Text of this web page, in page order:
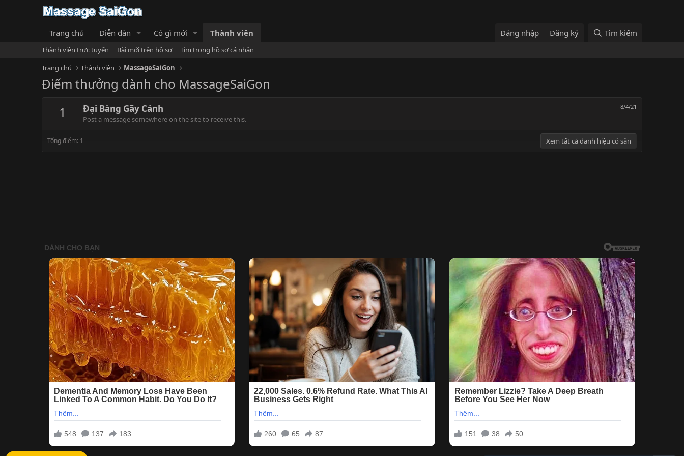
Trang chủ Diễn đàn Có gì mới Thành viên Đăng nhập Đăng ký Tìm kiếm
Thành viên trực tuyến Bài mới trên hồ sơ
Tìm trong hồ sơ cá nhân
Trang chủ
Thành viên MassageSaiGon
Điểm thưởng dành cho MassageSaiGon
1
8/4/21
Đại Bàng Gãy Cánh
Post a message somewhere on the site to receive this.
Tổng điểm: 1 Xem tất cả danh hiệu có sẵn